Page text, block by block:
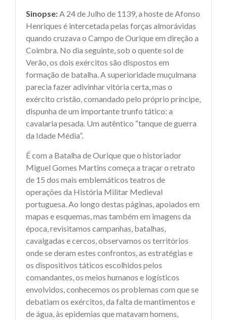
Sinopse:A 24 de Julho de 1139, a hoste de Afonso
Henriques é intercetada pelas forças almorávidas
quando cruzava o Campo de Ourique em direção a
Coimbra. No dia seguinte, sob o quente sol de
Verão, os dois exércitos são dispostos em
formação de batalha. A superioridade muçulmana
parecia fazer adivinhar vitória certa, mas o
exército cristão, comandado pelo próprio príncipe,
dispunha de um importante trunfo tático: a
cavalaria pesada. Um autêntico “tanque de guerra
da Idade Média”.
É com a Batalha de Ourique que o historiador
Miguel Gomes Martins começa a traçar o retrato
de 15 dos mais emblemáticos teatros de
operações da História Militar Medieval
portuguesa. Ao longo destas páginas, apoiados em
mapas e esquemas, mas também em imagens da
época, revisitamos campanhas, batalhas,
cavalgadas e cercos, observamos os territórios
onde se deram estes confrontos, as estratégias e
os dispositivos táticos escolhidos pelos
comandantes, os meios humanos e logísticos
envolvidos, conhecemos os problemas com que se
debatiam os exércitos, da falta de mantimentos e
de água, às epidemias que matavam homens,